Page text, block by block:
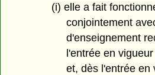
(i) elle a fait
conjointement
d'enseignement
l'entrée en
et, dès l'entrée en